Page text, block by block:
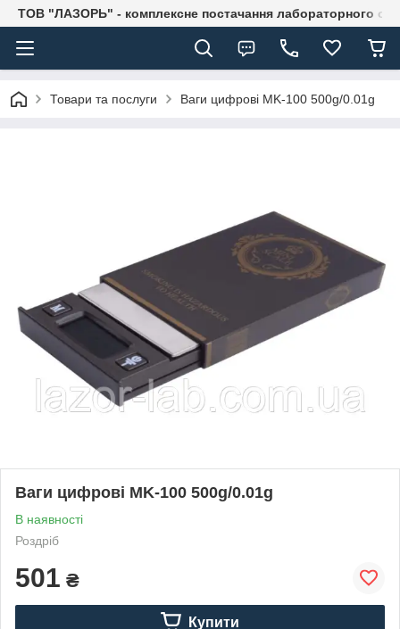
ТОВ "ЛАЗОРЬ" - комплексне постачання лабораторного
Товари та послуги Ваги цифрові MK-100 500g/0.01g
Ваги цифрові MK-100 500g/0.01g
В наявності
Роздріб
501 ₴
Купити